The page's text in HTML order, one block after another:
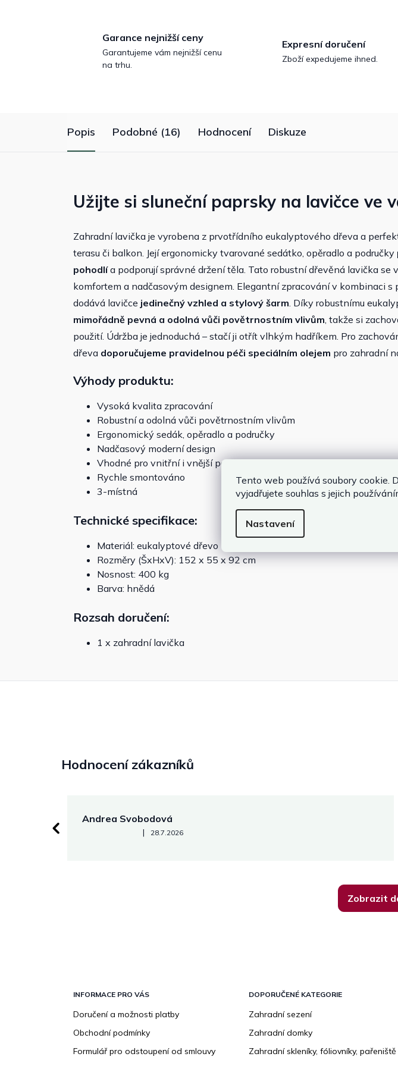
Tento web používá soubory cookie.
vyjadřujete souhlas s jejich
Nastavení
Garance nejnižší ceny
Garantujeme vám nejnižší cenu
na trhu.
Expresní doručení
Zboží expedujeme ihned.
Popis Podobné (16) Hodnocení Diskuze
Užijte si sluneční paprsky na lavičce ve
Zahradní lavička je vyrobena z prvotřídního eukalyptového dřeva a
terasu či balkon. Její ergonomicky tvarované sedátko, opěradlo a područky
pohodlía podporují správné držení těla. Tato robustní dřevěná lavička se
komfortem a nadčasovým designem. Elegantní zpracování v kombinaci s
dodává lavičce jedinečný vzhled a stylový šarm. Díky robustnímu
mimořádně pevná a odolná vůči povětrnostním vlivům, takže si
použití. Údržba je jednoduchá – stačí ji otřít vlhkým hadříkem. Pro
dřeva doporučujeme pravidelnou péči speciálním olejem pro zahradní
Výhody produktu:
Vysoká kvalita zpracování
Robustní a odolná vůči povětrnostním vlivům
Ergonomický sedák, opěradlo a područky
Nadčasový moderní design
Vhodné pro vnitřní i vnější použití
Rychle smontováno
3-místná
Technické specifikace:
Materiál: eukalyptové dřevo
Rozměry (ŠxHxV): 152 x 55 x 92 cm
Nosnost: 400 kg
Barva: hnědá
Rozsah doručení:
1 x zahradní lavička
Hodnocení zákazníků
Andrea Svobodová
Hodnocení obchodu je 5 z 5 hvězdiček.
| 28.7.2026
Zobrazit
INFORMACE PRO VÁS
Doručení a možnosti platby
Obchodní podmínky
Formulář pro odstoupení od smlouvy
DOPORUČENÉ KATEGORIE
Zahradní sezení
Zahradní domky
Zahradní skleníky, fóliovníky, pařeniště